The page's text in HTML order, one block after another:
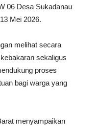
06 Desa Sukadanau
Mei 2026.
melihat secara
sekaligus
proses
bagi warga yang
menyampaikan